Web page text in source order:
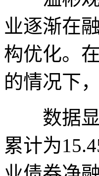
业逐渐在
构优化。
的情况下
数据显
累计为